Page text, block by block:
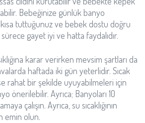
Bebeğinize günlük banyo
kısa tuttuğunuz ve bebek dostu doğru
sürece gayet iyi ve hatta faydalıdır.
karar verirken mevsim şartları da
haftada iki gün yeterlidir. Sıcak
rahat bir şekilde uyuyabilmeleri için
önerilebilir. Ayrıca; Banyoları 10
çalışın. Ayrıca, su sıcaklığının
emin olun.